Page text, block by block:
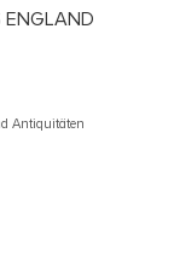
ENGLAND
Antiquitäten